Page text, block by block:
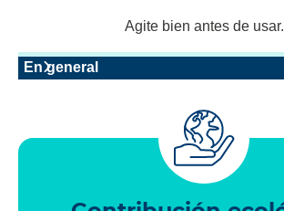
Agite bien antes de usar.
En general